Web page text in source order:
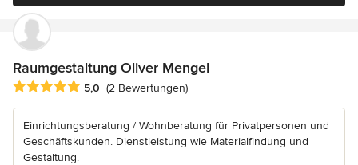
Raumgestaltung Oliver Mengel
Durchschnittliche Bewertung: 5 von 5 Sternen
5,0 (2 Bewertungen)
Einrichtungsberatung / Wohnberatung für Privatpersonen und
Geschäftskunden. Dienstleistung wie Materialfindung und
Gestaltung.